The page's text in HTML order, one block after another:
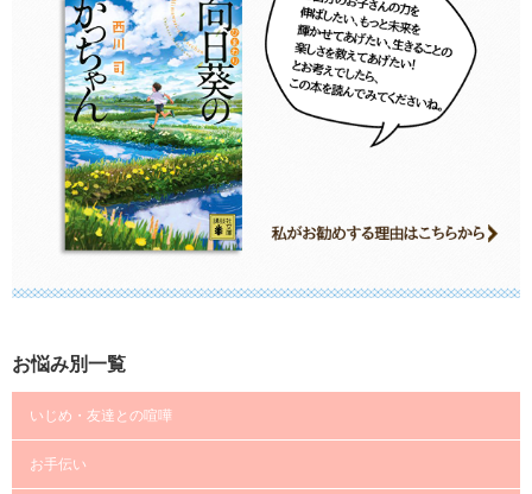
お悩み別一覧
いじめ・友達との喧嘩
お手伝い